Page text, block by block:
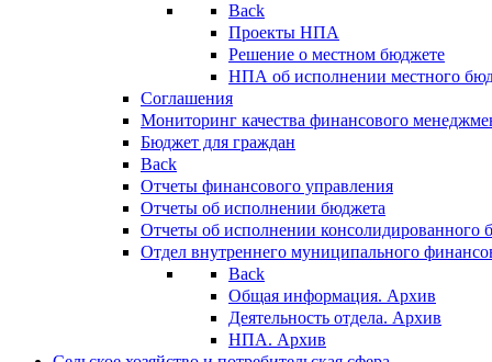
Back
Проекты НПА
Решение о местном бюджете
НПА об исполнении местного
Соглашения
Мониторинг качества финансового
Бюджет для граждан
Back
Отчеты финансового управления
Отчеты об исполнении бюджета
Отчеты об исполнении консолидированного
Отдел внутреннего муниципального
Back
Общая информация. Архив
Деятельность отдела. Архив
НПА. Архив